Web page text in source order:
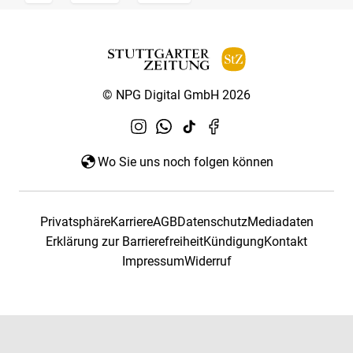
© NPG Digital GmbH 2026
Wo Sie uns noch folgen können
PrivatsphäreKarriereAGBDatenschutzMediadaten
Erklärung zur BarrierefreiheitKündigungKontakt
ImpressumWiderruf